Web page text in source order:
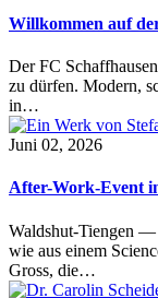
Willkommen auf
Der FC
zu dürfen. Modern,
in…
Juni 02, 2026
After-Work-Event
Waldshut-Tiengen
wie aus einem
Gross, die…